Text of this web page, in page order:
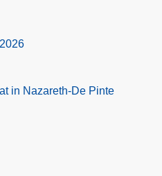
in Nazareth-De Pinte